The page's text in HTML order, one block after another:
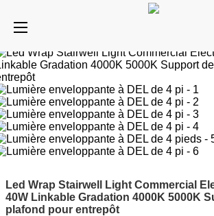
Led Wrap Stairwell Light Commercial
40W Linkable Gradation 4000K 5000K
plafond pour entrepôt